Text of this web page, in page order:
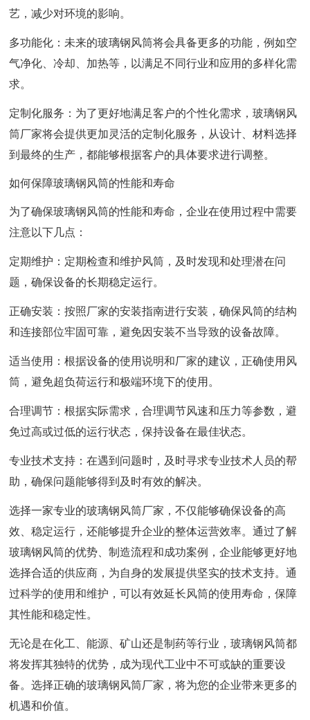
艺，减少对环境的影响。
多功能化：未来的玻璃钢风筒将会具备更多的功能，例如空
气净化、冷却、加热等，以满足不同行业和应用的多样化需
求。
定制化服务：为了更好地满足客户的个性化需求，玻璃钢风
筒厂家将会提供更加灵活的定制化服务，从设计、材料选择
到最终的生产，都能够根据客户的具体要求进行调整。
如何保障玻璃钢风筒的性能和寿命
为了确保玻璃钢风筒的性能和寿命，企业在使用过程中需要
注意以下几点：
定期维护：定期检查和维护风筒，及时发现和处理潜在问
题，确保设备的长期稳定运行。
正确安装：按照厂家的安装指南进行安装，确保风筒的结构
和连接部位牢固可靠，避免因安装不当导致的设备故障。
适当使用：根据设备的使用说明和厂家的建议，正确使用风
筒，避免超负荷运行和极端环境下的使用。
合理调节：根据实际需求，合理调节风速和压力等参数，避
免过高或过低的运行状态，保持设备在最佳状态。
专业技术支持：在遇到问题时，及时寻求专业技术人员的帮
助，确保问题能够得到及时有效的解决。
选择一家专业的玻璃钢风筒厂家，不仅能够确保设备的高
效、稳定运行，还能够提升企业的整体运营效率。通过了解
玻璃钢风筒的优势、制造流程和成功案例，企业能够更好地
选择合适的供应商，为自身的发展提供坚实的技术支持。通
过科学的使用和维护，可以有效延长风筒的使用寿命，保障
其性能和稳定性。
无论是在化工、能源、矿山还是制药等行业，玻璃钢风筒都
将发挥其独特的优势，成为现代工业中不可或缺的重要设
备。选择正确的玻璃钢风筒厂家，将为您的企业带来更多的
机遇和价值。